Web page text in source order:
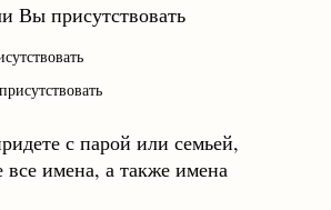
Вы присутствовать
с парой или семьей,
все имена, а также имена